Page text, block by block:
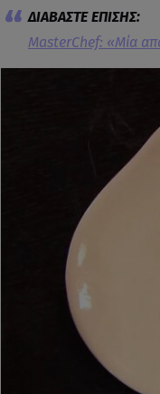
MasterChef: «Μία